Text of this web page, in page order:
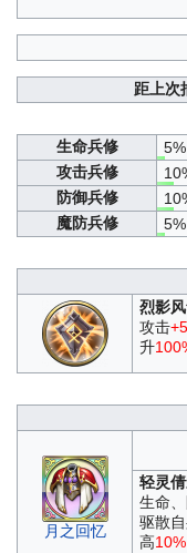
距上次
生命兵修 5%
攻击兵修
防御兵修
魔防兵修
5%
烈影
攻击
升
月之回忆
轻灵
生命
驱散
高10%